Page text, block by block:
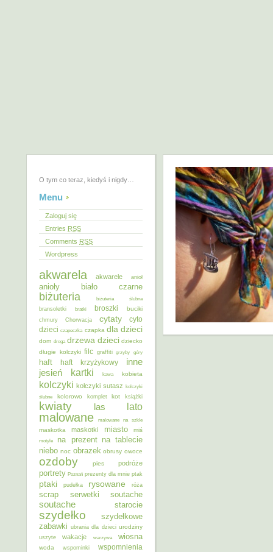
O tym co teraz, kiedyś i nigdy…
Menu
Zaloguj się
Entries RSS
Comments RSS
Wordpress
akwarela akwarele anioł
anioły biało czarne
biżuteria
biżuteria ślubna
bransoletki
bratki broszki buciki
chmury Chorwacja cytaty
cyto
dzieci czapeczka czapka dla dzieci
dom droga drzewa dzieci dziecko
długie kolczyki filc graffiti grzyby góry
haft haft krzyżykowy inne
jesień kartki kawa kobieta
kolczyki kolczyki sutasz kolczyki
ślubne
kolorowo komplet kot książki
kwiaty las lato
malowane malowane na szkle
maskotka maskotki miasto miś
motyle na prezent na tablecie
niebo noc obrazek obrusy owoce
ozdoby pies podróże
portrety Poznań prezenty dla mnie ptak
ptaki pudełka rysowane róża
scrap serwetki soutache
soutache starocie
szydełko
szydełkowe
zabawki ubrania dla dzieci urodziny
uszyte wakacje warzywa wiosna
woda wspominki
wspomnienia